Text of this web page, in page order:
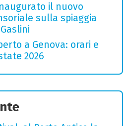
il nuovo
sulla spiaggia
a Genova: orari e
2026